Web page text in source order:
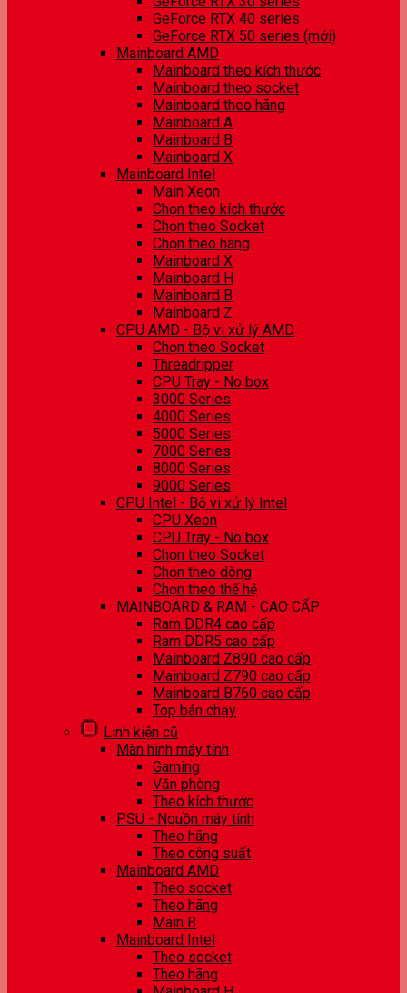
GeForce RTX 40 series
GeForce RTX 50 series (mới)
Mainboard AMD
Mainboard theo kích thước
Mainboard theo socket
Mainboard theo hãng
Mainboard A
Mainboard B
Mainboard X
Mainboard Intel
Main Xeon
Chọn theo kích thước
Chọn theo Socket
Chọn theo hãng
Mainboard X
Mainboard H
Mainboard B
Mainboard Z
CPU AMD - Bộ vi xử lý AMD
Chọn theo Socket
Threadripper
CPU Tray - No box
3000 Series
4000 Series
5000 Series
7000 Series
8000 Series
9000 Series
CPU Intel - Bộ vi xử lý Intel
CPU Xeon
CPU Tray - No box
Chọn theo Socket
Chọn theo dòng
Chọn theo thế hệ
MAINBOARD & RAM - CAO CẤP
Ram DDR4 cao cấp
Ram DDR5 cao cấp
Mainboard Z890 cao cấp
Mainboard Z790 cao cấp
Mainboard B760 cao cấp
Top bán chạy
Linh kiện cũ
Màn hình máy tính
Gaming
Văn phòng
Theo kích thước
PSU - Nguồn máy tính
Theo hãng
Theo công suất
Mainboard AMD
Theo socket
Theo hãng
Main B
Mainboard Intel
Theo socket
Theo hãng